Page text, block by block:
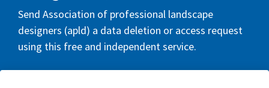
Send Association of professional landscape
designers (apld) a data deletion or access request
using this free and independent service.